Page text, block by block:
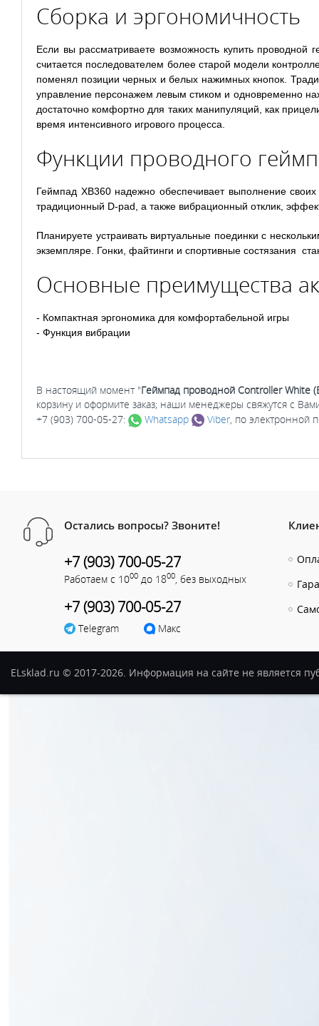
Сборка и эргономичность
Если вы рассматриваете возможность купить
считается последователем более старой модели
поменял позиции черных и белых нажимных кнопок.
управление персонажем левым стиком и одновременно
достаточно комфортно для таких манипуляций, как
время интенсивного игрового процесса.
Функции проводного
Геймпад XB360 надежно обеспечивает выполнение
традиционный D-pad, а также вибрационный отклик,
Планируете устраивать виртуальные поединки с
экземпляре. Гонки, файтинги и спортивные состязания
Основные преимущества
- Компактная эргономика для комфортабельной игры
- Функция вибрации
В настоящий момент "Геймпад проводной Controller White
корзину и оформите заказ; наши менеджеры свяжутся с
+7 (903) 700-05-27:
Whatsapp Viber, по электронной
Остались вопросы? Звоните!
+7 (903) 700-05-27
Работаем с 1000 до 1800 , без выходных
+7 (903) 700-05-27
Telegram Макс
ELsklad.ru © 2017-2026. Информация на сайте не является